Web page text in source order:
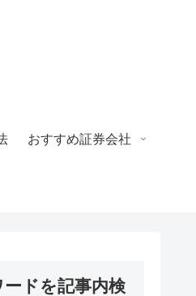
おすすめ証券会社
ドを記事内検